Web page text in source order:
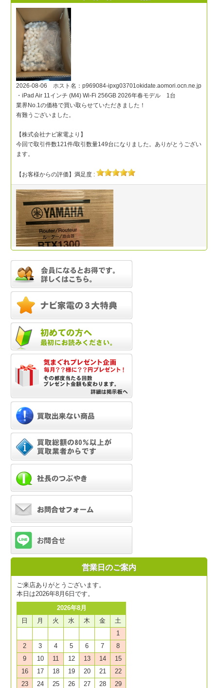
営業日のご案内
ご来店ありがとうございます。
本日は2026年8月6日です。
2026年8月
日
月 火 水 木 金
土
1
2
3 4 5 6 7
8
9
10 11 12 13 14
15
16
17 18 19 20 21
22
23
24 25 26 27 28
29